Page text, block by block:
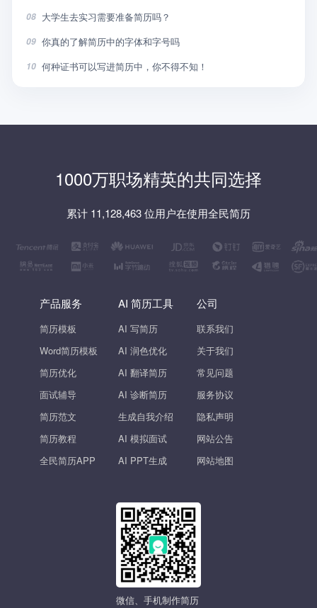
08 大学生去实习需要准备简历吗？
09 你真的了解简历中的字体和字号吗
10 何种证书可以写进简历中，你不得不知！
1000万职场精英的共同选择
累计 11,128,463 位用户在使用全民简历
产品服务
简历模板
Word简历模板
简历优化
面试辅导
简历范文
简历教程
全民简历APP
AI 简历工具
AI 写简历
AI 润色优化
AI 翻译简历
AI 诊断简历
生成自我介绍
AI 模拟面试
AI PPT生成
公司
联系我们
关于我们
常见问题
服务协议
隐私声明
网站公告
网站地图
微信、手机制作简历